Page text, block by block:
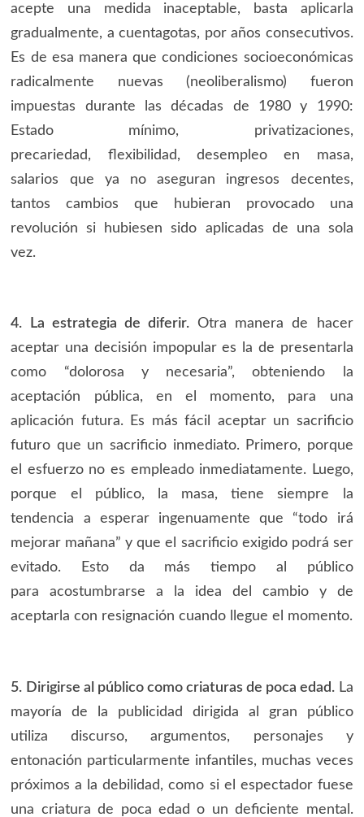
acepte una medida inaceptable, basta aplicarla
gradualmente, a cuentagotas, por años consecutivos.
Es de esa manera que condiciones socioeconómicas
radicalmente nuevas (neoliberalismo) fueron
impuestas durante las décadas de 1980 y 1990:
Estado mínimo, privatizaciones,
precariedad, flexibilidad, desempleo en masa,
salarios que ya no aseguran ingresos decentes,
tantos cambios que hubieran provocado una
revolución si hubiesen sido aplicadas de una sola
vez.
4. La estrategia de diferir. Otra manera de hacer
aceptar una decisión impopular es la de presentarla
como “dolorosa y necesaria”, obteniendo la
aceptación pública, en el momento, para una
aplicación futura. Es más fácil aceptar un sacrificio
futuro que un sacrificio inmediato. Primero, porque
el esfuerzo no es empleado inmediatamente. Luego,
porque el público, la masa, tiene siempre la
tendencia a esperar ingenuamente que “todo irá
mejorar mañana” y que el sacrificio exigido podrá ser
evitado. Esto da más tiempo al público
para acostumbrarse a la idea del cambio y de
aceptarla con resignación cuando llegue el momento.
5. Dirigirse al público como criaturas de poca edad. La
mayoría de la publicidad dirigida al gran público
utiliza discurso, argumentos, personajes y
entonación particularmente infantiles, muchas veces
próximos a la debilidad, como si el espectador fuese
una criatura de poca edad o un deficiente mental.